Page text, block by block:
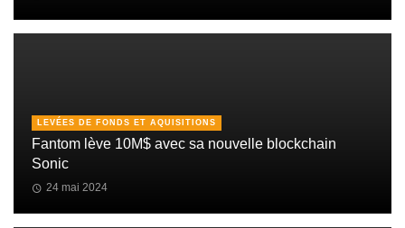
LEVÉES DE FONDS ET AQUISITIONS
Fantom lève 10M$ avec sa nouvelle blockchain
Sonic
24 mai 2024